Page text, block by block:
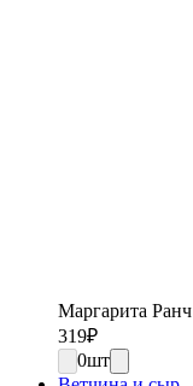
Маргарита Ранч
319₽
0шт